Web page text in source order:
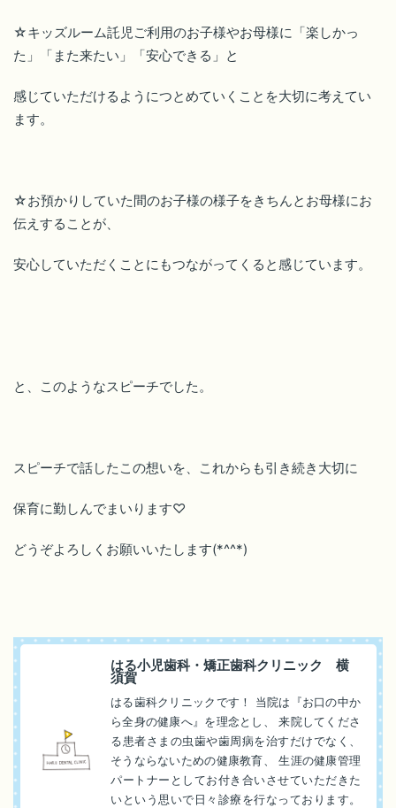
☆キッズルーム託児ご利用のお子様やお母様に「楽しかっ
た」「また来たい」「安心できる」と
感じていただけるようにつとめていくことを大切に考えてい
ます。
☆お預かりしていた間のお子様の様子をきちんとお母様にお
伝えすることが、
安心していただくことにもつながってくると感じています。
と、このようなスピーチでした。
スピーチで話したこの想いを、これからも引き続き大切に
保育に勤しんでまいります♡
どうぞよろしくお願いいたします(*^^*)
はる小児歯科・矯正歯科クリニック 横
須賀
はる歯科クリニックです！ 当院は『お口の中か
ら全身の健康へ』を理念とし、 来院してくださ
る患者さまの虫歯や歯周病を治すだけでなく、
そうならないための健康教育、 生涯の健康管理
パートナーとしてお付き合いさせていただきた
いという思いで日々診療を行なっております。